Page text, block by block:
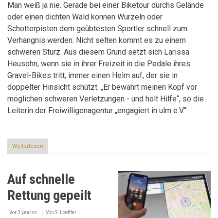
Man weiß ja nie. Gerade bei einer Biketour durchs Gelände
oder einen dichten Wald können Wurzeln oder
Schotterpisten dem geübtesten Sportler schnell zum
Verhängnis werden. Nicht selten kommt es zu einem
schweren Sturz. Aus diesem Grund setzt sich Larissa
Heusohn, wenn sie in ihrer Freizeit in die Pedale ihres
Gravel-Bikes tritt, immer einen Helm auf, der sie in
doppelter Hinsicht schützt. „Er bewahrt meinen Kopf vor
möglichen schweren Verletzungen - und holt Hilfe“, so die
Leiterin der Freiwilligenagentur „engagiert in ulm e.V.“
Weiterlesen
Gut
Auf schnelle
Rettung gepeilt
Vor 3 yearsn Von S. Loeffler